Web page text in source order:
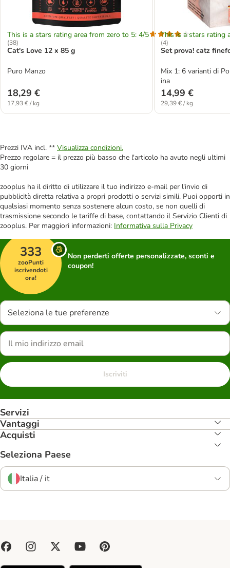
This is a stars rating area from zero to 5: 4/5
(38)
Cat's Love 12 x 85 g
Puro Manzo
18,29 €
17,93 € / kg
This is a stars rating
(4)
Set prova! catz
Mix 1: 6 varianti di
ina
14,99 €
29,39 € / kg
Prezzi IVA incl. ** Visualizza condizioni.
Prezzo regolare = il prezzo più basso che l'articolo ha avuto negli ultimi
30 giorni
zooplus ha il diritto di utilizzare il tuo indirizzo e-mail per l'invio di
pubblicità diretta relativa a propri prodotti o servizi simili. Puoi opporti in
qualsiasi momento senza sostenere alcun costo, se non quelli di
trasmissione secondo le tariffe di base, contattando il Servizio Clienti di
zooplus. Per maggiori informazioni: Informativa sulla Privacy
333
zooPunti
iscrivendoti
ora!
Non perderti offerte personalizzate, sconti e
coupon!
Seleziona le tue preferenze
Iscriviti
Servizi
Vantaggi
Acquisti
Seleziona Paese
Italia / it